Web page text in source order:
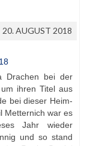
20. AUGUST 2018
Drachen bei der
ihren Titel aus
bei dieser Heim-
Metternich war es
Jahr wieder
und so stand